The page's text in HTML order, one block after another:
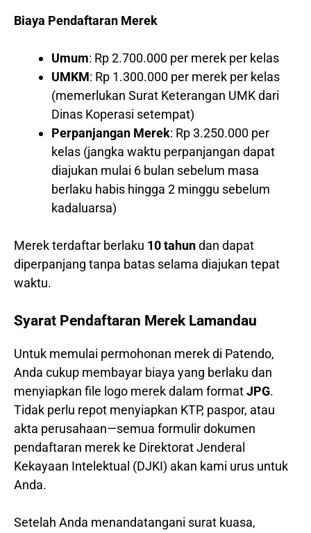
Biaya Pendaftaran Merek
Umum: Rp 2.700.000 per merek per kelas
UMKM: Rp 1.300.000 per merek per kelas
(memerlukan Surat Keterangan UMK dari
Dinas Koperasi setempat)
Perpanjangan Merek: Rp 3.250.000 per
kelas (jangka waktu perpanjangan dapat
diajukan mulai 6 bulan sebelum masa
berlaku habis hingga 2 minggu sebelum
kadaluarsa)
Merek terdaftar berlaku 10 tahundan dapat
diperpanjang tanpa batas selama diajukan tepat
waktu.
Syarat Pendaftaran Merek Lamandau
Untuk memulai permohonan merek di Patendo,
Anda cukup membayar biaya yang berlaku dan
menyiapkan file logo merek dalam formatJPG.
Tidak perlu repot menyiapkan KTP, paspor, atau
akta perusahaan—semua formulir dokumen
pendaftaran merek ke Direktorat Jenderal
Kekayaan Intelektual (DJKI) akan kami urus untuk
Anda.
Setelah Anda menandatangani surat kuasa,